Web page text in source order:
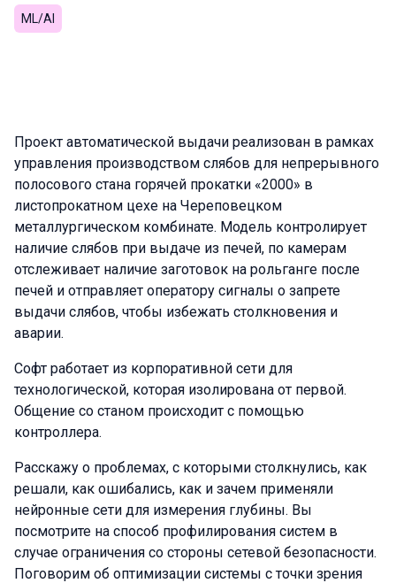
ML/AI
Проект автоматической выдачи реализован в рамках
управления производством слябов для непрерывного
полосового стана горячей прокатки «2000» в
листопрокатном цехе на Череповецком
металлургическом комбинате. Модель контролирует
наличие слябов при выдаче из печей, по камерам
отслеживает наличие заготовок на рольганге после
печей и отправляет оператору сигналы о запрете
выдачи слябов, чтобы избежать столкновения и
аварии.
Софт работает из корпоративной сети для
технологической, которая изолирована от первой.
Общение со станом происходит с помощью
контроллера.
Расскажу о проблемах, с которыми столкнулись, как
решали, как ошибались, как и зачем применяли
нейронные сети для измерения глубины. Вы
посмотрите на способ профилирования систем в
случае ограничения со стороны сетевой безопасности.
Поговорим об оптимизации системы с точки зрения